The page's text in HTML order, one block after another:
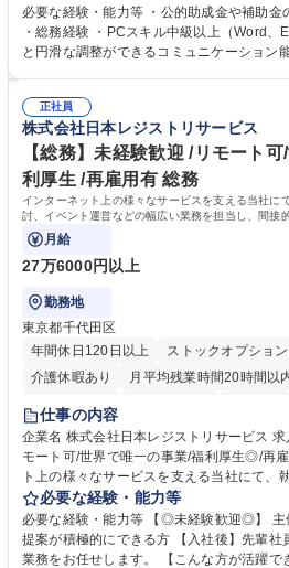
ジションとして活躍いただくことを期待しています。 【総
プの業務内容】 ・人事制度関連 ・採用活
怠管理 ・官公庁への各種提出 ・法定の会議
管理 ・福利厚生関連 ・職員からの問合せ、
業務全般 募集職種 【東京／文京区】公益財団法人の総務人事業務／年間
休日125日
必要な経験・能力等 ・公的助成金や補助
・総務経験 ・PCスキル中級以上（Word
と円滑な調整ができるコミュニケーション能力 ・
正社員
株式会社日本レジストリサービス
【総務】未経験歓迎 /リモート
利厚生 /再雇用有 総務
インターネット上の様々なサービスを支える当社に
討、イベント運営などの幅広い業務を担当し、間接
ている部署です。
月給
27万6000円以上
勤務地
東京都千代田区
年間休日120日以上
ストックオプション
介護休暇あり
月平均残業時間20時間以
住宅手当あり
完全週休2日制
交通費支給 駅近5分以
仕事の内容
企業名 株式会社日本レジストリサービス 求人名 【総務】未経験歓迎◎/リ
モート可/世界で唯一の事業/福利厚生◎/再雇用有 仕事の内容 イン
ト上の様々なサービスを支える当社にて、
討、イベント運営などの幅広い業務を担当
や成長に貢献している部署です。 会社の全メンバーが安心して長く成果を
発揮できる環境を整えるために、毎日のメ
新たな施策検討を積極的に行っていただき
必要な経験・能力等
必要な経験・能力等 【◎未経験歓迎◎】 主
提案が積極的にできる方 【入社後】先輩社
業務をお任せします。 【こんな方が活躍できる職種です】 ・仕組化が好